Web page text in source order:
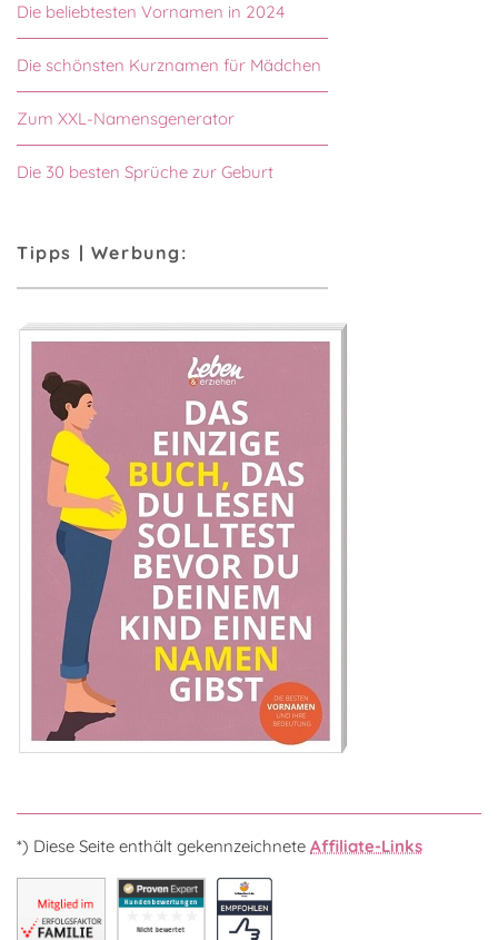
Die beliebtesten Vornamen in 2024
Die schönsten Kurznamen für Mädchen
Zum XXL-Namensgenerator
Die 30 besten Sprüche zur Geburt
Tipps | Werbung:
*) Diese Seite enthält gekennzeichnete Affiliate-Links